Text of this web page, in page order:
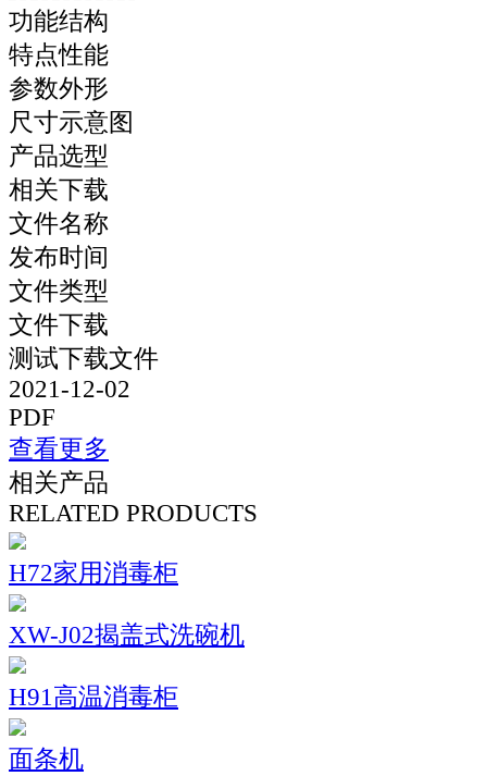
功能结构
特点性能
参数外形
尺寸示意图
产品选型
相关下载
文件名称
发布时间
文件类型
文件下载
测试下载文件
2021-12-02
PDF
查看更多
相关产品
RELATED PRODUCTS
H72家用消毒柜
XW-J02揭盖式洗碗机
H91高温消毒柜
面条机